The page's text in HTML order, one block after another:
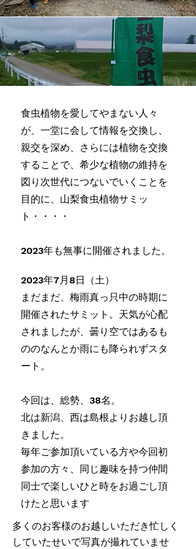
食虫植物を愛してやまない人々
が、一堂に会して情報を交換し、
親交を深め、さらには植物を交換
することで、希少な植物の維持を
図り次世代につないでいくことを
目的に、山梨食虫植物サミッ
ト・・・・
​2023年も無事に開催されました。
2023年7月8日（土）
まだまだ、梅雨真っ只中の時期に
開催されたサミット。天気が心配
されましたが、曇り空ではあるも
ののなんとか雨にも降られずスタ
ート。
今回は、総勢、38名。
北は新潟、西は島根よりお越し頂
きました。
毎年ご参加頂いている方や今回初
参加の方々、同じ趣味を持つ仲間
同士で楽しいひと時をお過ごし頂
けたと思います
多くのお客様のお越しいただき忙しく
していたせいで写真が撮れていませ